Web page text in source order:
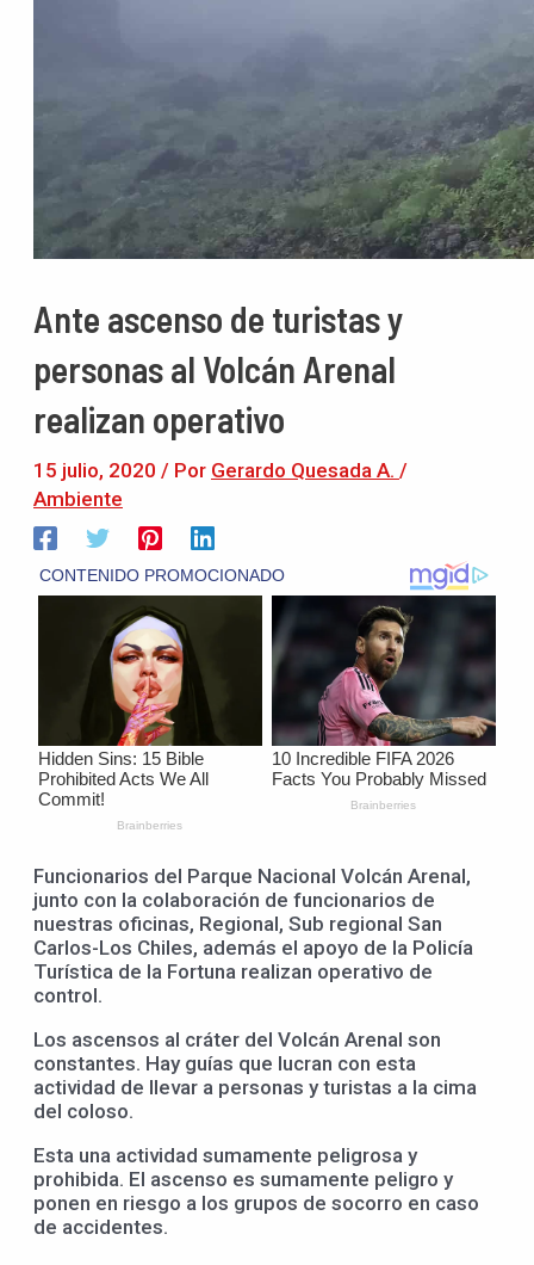
Ante ascenso de turistas y
personas al Volcán Arenal
realizan operativo
15 julio, 2020 / Por Gerardo Quesada A. /
Ambiente
Funcionarios del Parque Nacional Volcán Arenal,
junto con la colaboración de funcionarios de
nuestras oficinas, Regional, Sub regional San
Carlos-Los Chiles, además el apoyo de la Policía
Turística de la Fortuna realizan operativo de
control.
Los ascensos al cráter del Volcán Arenal son
constantes. Hay guías que lucran con esta
actividad de llevar a personas y turistas a la cima
del coloso.
Esta una actividad sumamente peligrosa y
prohibida. El ascenso es sumamente peligro y
ponen en riesgo a los grupos de socorro en caso
de accidentes.